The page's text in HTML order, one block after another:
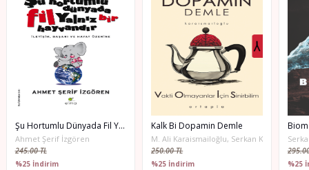
Şu Hortumlu Dünyada Fil Yalnız Bir Hayvandır
Ahmet Şerif İzgören
245.00 TL
%25 İndirim
Kalk Bi Dopamin Demle
M. Ali Karaismailoğlu, Serkan
250.00 TL
%25 İndirim
%25